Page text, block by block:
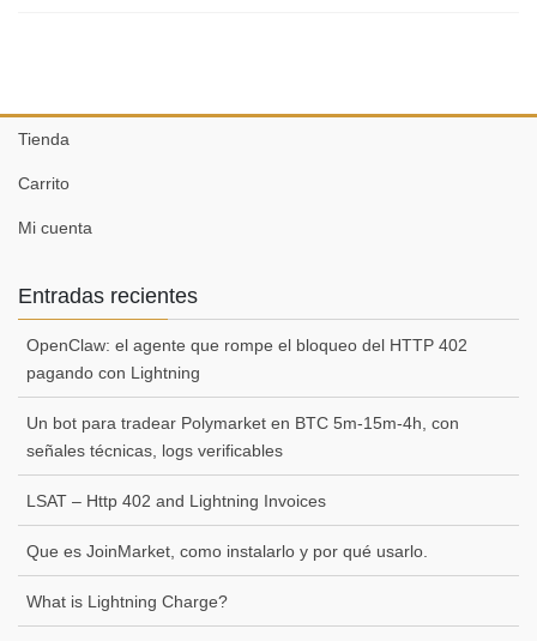
Tienda
Carrito
Mi cuenta
Entradas recientes
OpenClaw: el agente que rompe el bloqueo del HTTP 402
pagando con Lightning
Un bot para tradear Polymarket en BTC 5m-15m-4h, con
señales técnicas, logs verificables
LSAT – Http 402 and Lightning Invoices
Que es JoinMarket, como instalarlo y por qué usarlo.
What is Lightning Charge?